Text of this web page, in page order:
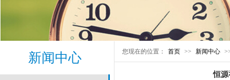
新闻中心 您现在的位置： 首页 >> 新闻中心
恒源